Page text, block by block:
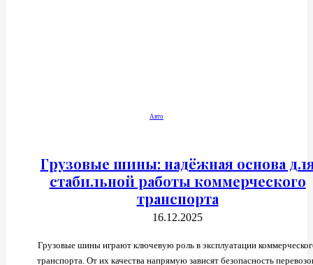
Авто
Грузовые шины: надёжная основа
стабильной работы коммерческого
транспорта
16.12.2025
Грузовые шины играют ключевую роль в эксплуатации
транспорта. От их качества напрямую зависят безопасность